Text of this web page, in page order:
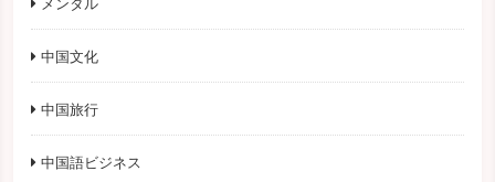
中国文化
中国旅行
中国語ビジネス